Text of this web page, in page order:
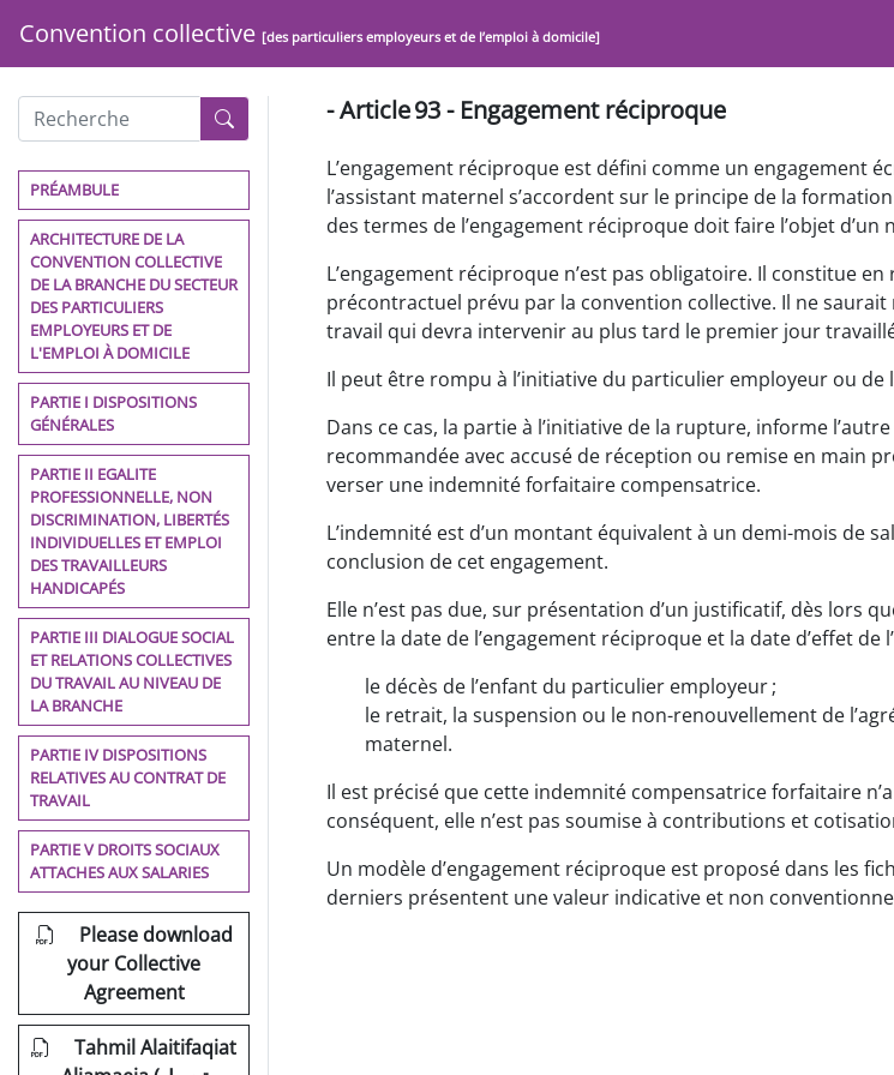
Convention collective [des particuliers employeurs et de l’emploi à domicile]
PRÉAMBULE
ARCHITECTURE DE LA
CONVENTION COLLECTIVE
DE LA BRANCHE DU SECTEUR
DES PARTICULIERS
EMPLOYEURS ET DE
L'EMPLOI À DOMICILE
PARTIE I DISPOSITIONS
GÉNÉRALES
PARTIE II EGALITE
PROFESSIONNELLE, NON
DISCRIMINATION, LIBERTÉS
INDIVIDUELLES ET EMPLOI
DES TRAVAILLEURS
HANDICAPÉS
PARTIE III DIALOGUE SOCIAL
ET RELATIONS COLLECTIVES
DU TRAVAIL AU NIVEAU DE
LA BRANCHE
PARTIE IV DISPOSITIONS
RELATIVES AU CONTRAT DE
TRAVAIL
PARTIE V DROITS SOCIAUX
ATTACHES AUX SALARIES
Please download
your Collective
Agreement
Tahmil Alaitifaqiat
- Article 93 - Engagement réciproque
L’engagement réciproque est défini comme un engagement
l’assistant maternel s’accordent sur le principe de la
des termes de l’engagement réciproque doit faire l’objet
L’engagement réciproque n’est pas obligatoire. Il constitue
précontractuel prévu par la convention collective. Il ne
travail qui devra intervenir au plus tard le premier jour
Il peut être rompu à l’initiative du particulier employeur ou de
Dans ce cas, la partie à l’initiative de la rupture, informe
recommandée avec accusé de réception ou remise en main
verser une indemnité forfaitaire compensatrice.
L’indemnité est d’un montant équivalent à un demi-mois de
conclusion de cet engagement.
Elle n’est pas due, sur présentation d’un justificatif, dès lors
entre la date de l’engagement réciproque et la date d’effet de
le décès de l’enfant du particulier employeur ;
le retrait, la suspension ou le non-renouvellement de
maternel.
Il est précisé que cette indemnité compensatrice forfaitaire
conséquent, elle n’est pas soumise à contributions et
Un modèle d’engagement réciproque est proposé dans les
derniers présentent une valeur indicative et non